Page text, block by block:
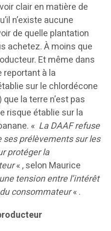
clair en matière de
n’existe aucune
de quelle plantation
achetez. À moins que
Et même dans
reportant à la
sur le chlordécone
la terre n’est pas
risque établie sur la
« La DAAF refuse
prélèvements sur les
protéger la
« , selon Maurice
tension entre l’intérêt
consommateur« .